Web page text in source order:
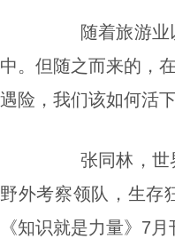
随着旅游
中。但随之而来的，
遇险，我们该如何活下
张同林，
野外考察领队，生存
《知识就是力量》 7